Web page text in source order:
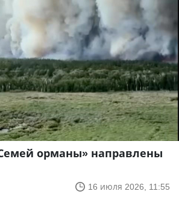
орманы» направлены
16 июля 2026, 11:55